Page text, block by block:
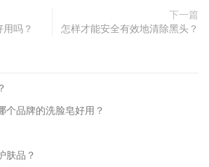
吗？
下一篇
怎样才能安全有效地清除黑头？
个品牌的洗脸皂好用？
肤品？